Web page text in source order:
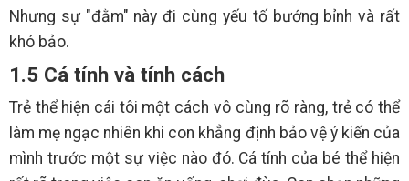
Nhưng sự "đằm" này đi cùng yếu tố bướng bỉnh và rất
khó bảo.
1.5 Cá tính và tính cách
Trẻ thể hiện cái tôi một cách vô cùng rõ ràng, trẻ có thể
làm mẹ ngạc nhiên khi con khẳng định bảo vệ ý kiến của
mình trước một sự việc nào đó. Cá tính của bé thể hiện